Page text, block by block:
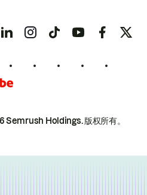
Semrush Holdings.版权所有。